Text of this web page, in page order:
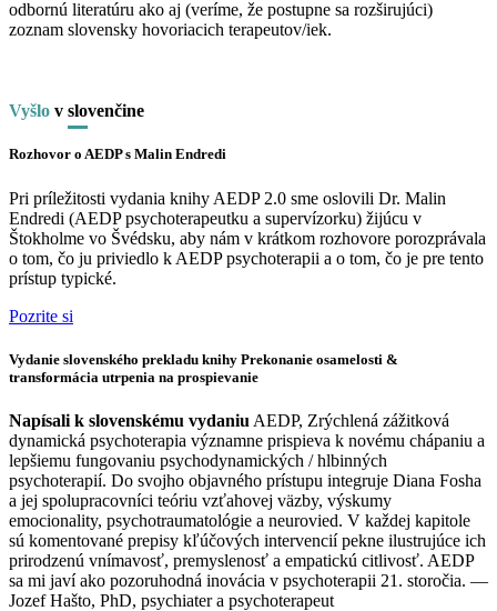
odbornú literatúru ako aj (veríme, že postupne sa rozširujúci)
zoznam slovensky hovoriacich terapeutov/iek.
Vyšlo v slovenčine
Rozhovor o AEDP s Malin Endredi
Pri príležitosti vydania knihy AEDP 2.0 sme oslovili Dr. Malin
Endredi (AEDP psychoterapeutku a supervízorku) žijúcu v
Štokholme vo Švédsku, aby nám v krátkom rozhovore porozprávala
o tom, čo ju priviedlo k AEDP psychoterapii a o tom, čo je pre tento
prístup typické.
Pozrite si
Vydanie slovenského prekladu knihy Prekonanie osamelosti &
transformácia utrpenia na prospievanie
Napísali k slovenskému vydaniu AEDP, Zrýchlená zážitková
dynamická psychoterapia významne prispieva k novému chápaniu a
lepšiemu fungovaniu psychodynamických / hlbinných
psychoterapií. Do svojho objavného prístupu integruje Diana Fosha
a jej spolupracovníci teóriu vzťahovej väzby, výskumy
emocionality, psychotraumatológie a neurovied. V každej kapitole
sú komentované prepisy kľúčových intervencií pekne ilustrujúce ich
prirodzenú vnímavosť, premyslenosť a empatickú citlivosť. AEDP
sa mi javí ako pozoruhodná inovácia v psychoterapii 21. storočia. —
Jozef Hašto, PhD, psychiater a psychoterapeut